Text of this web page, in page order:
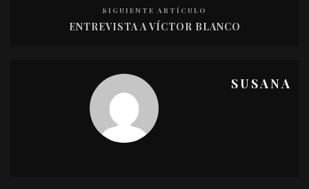
SIGUIENTE ARTÍCULO
ENTREVISTA A VÍCTOR BLANCO
SUSANA